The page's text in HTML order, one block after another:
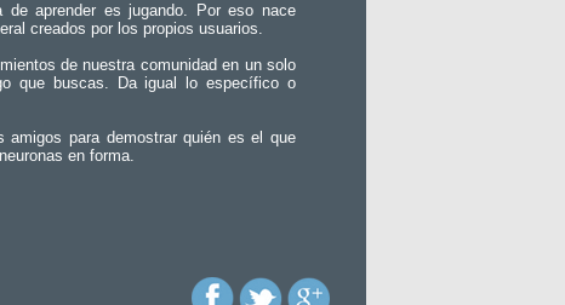
aprender es jugando. Por eso nace
creados por los propios usuarios.
de nuestra comunidad en un solo
que buscas. Da igual lo específico o
amigos para demostrar quién es el que
en forma.